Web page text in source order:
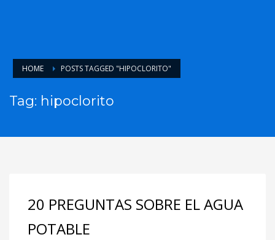
HOME POSTS TAGGED "HIPOCLORITO"
Tag: hipoclorito
20 PREGUNTAS SOBRE EL AGUA
POTABLE